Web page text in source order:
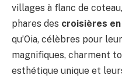
villages à flanc de
phares des croisières
qu’Oia, célèbres pour
magnifiques, charment
esthétique unique et